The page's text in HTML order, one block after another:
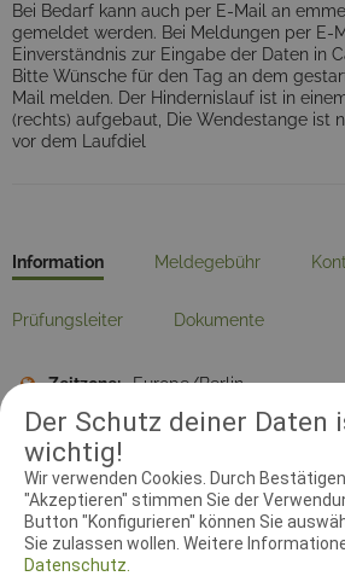
Der Schutz deiner Daten
wichtig!
Wir verwenden Cookies. Durch
"Akzeptieren" stimmen Sie der
Button "Konfigurieren" können Sie
Sie zulassen wollen. Weitere
Datenschutz.
Bei Bedarf kann auch per E-Mail an
gemeldet werden. Bei Meldungen per E-
Einverständnis zur Eingabe der Daten in
Bitte Wünsche für den Tag an dem
Mail melden. Der Hindernislauf ist in
(rechts) aufgebaut, Die Wendestange ist
vor dem Laufdiel
Information Meldegebühr
Prüfungsleiter Dokumente
Zeitzone: Europe/Berlin
Meldebeginn: 01.02.2019 00:00:00
Meldeschluss:
Startplätze Vierkampf:60
Startplätze Dreikampf:30
Startplätze CSC (Mannschaften):20